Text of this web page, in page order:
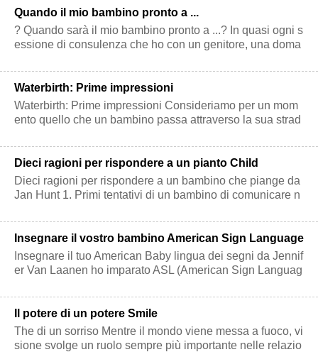
Quando il mio bambino pronto a ...
? Quando sarà il mio bambino pronto a ...? In quasi ogni s
essione di consulenza che ho con un genitore, una doma
Waterbirth: Prime impressioni
Waterbirth: Prime impressioni Consideriamo per un mom
ento quello che un bambino passa attraverso la sua strad
Dieci ragioni per rispondere a un pianto Child
Dieci ragioni per rispondere a un bambino che piange da
Jan Hunt 1. Primi tentativi di un bambino di comunicare n
Insegnare il vostro bambino American Sign Language
Insegnare il tuo American Baby lingua dei segni da Jennif
er Van Laanen ho imparato ASL (American Sign Languag
Il potere di un potere Smile
The di un sorriso Mentre il mondo viene messa a fuoco, vi
sione svolge un ruolo sempre più importante nelle relazio